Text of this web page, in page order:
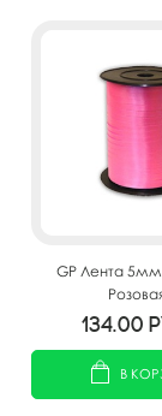
GP Лента
134.00
В